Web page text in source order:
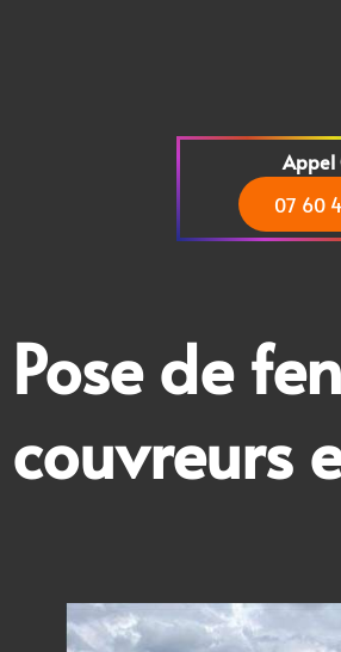
Appel
07 60
Pose de
couvreurs